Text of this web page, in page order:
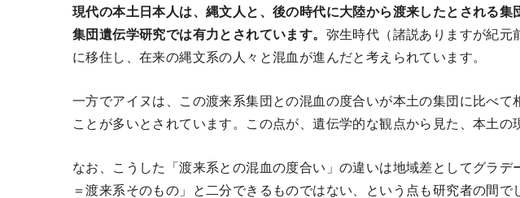
現代の本土日本人は、縄文人と、後の時代に大陸から渡来したとされる
集団遺伝学研究では有力とされています。 弥生時代（諸説ありますが紀元
に移住し、在来の縄文系の人々と混血が進んだと考えられています。
一方でアイヌは、この渡来系集団との混血の度合いが本土の集団に比べ
ことが多いとされています。この点が、遺伝学的な観点から見た、本土
なお、こうした「渡来系との混血の度合い」の違いは地域差としてグラ
＝渡来系そのもの」と二分できるものではない、という点も研究者の間で